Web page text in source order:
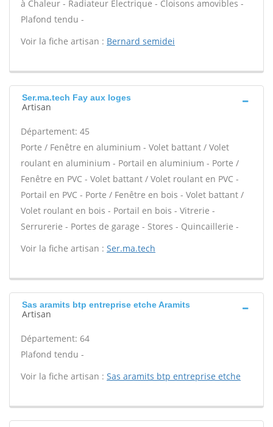
à Chaleur - Radiateur Électrique - Cloisons amovibles -
Plafond tendu -
Voir la fiche artisan : Bernard semidei
Ser.ma.tech Fay aux loges
Artisan
Département: 45
Porte / Fenêtre en aluminium - Volet battant / Volet
roulant en aluminium - Portail en aluminium - Porte /
Fenêtre en PVC - Volet battant / Volet roulant en PVC -
Portail en PVC - Porte / Fenêtre en bois - Volet battant /
Volet roulant en bois - Portail en bois - Vitrerie -
Serrurerie - Portes de garage - Stores - Quincaillerie -
Voir la fiche artisan : Ser.ma.tech
Sas aramits btp entreprise etche Aramits
Artisan
Département: 64
Plafond tendu -
Voir la fiche artisan : Sas aramits btp entreprise etche